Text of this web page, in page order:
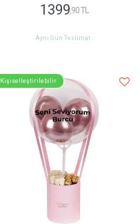
1399 ,90 TL
Aynı Gün Teslimat
Kişiselleştirilebilir